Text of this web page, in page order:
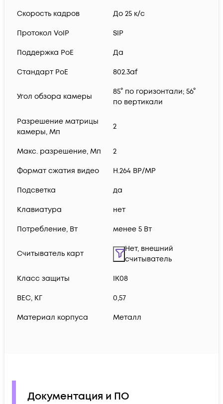
Скорость кадров До 25 к/с
Протокол VoIP SIP
Поддержка PoE Да
Cтандарт PoE 802.3af
Угол обзора камеры
85° по горизонтали; 56°
по вертикали
Разрешение матрицы
камеры, Мп
2
Макс. разрешение, Мп 2
Формат сжатия видео H.264 BP/MP
Подсветка да
Клавиатура нет
Потребление, Вт менее 5 Вт
Считыватель карт
Нет, внешний
считыватель
Класс защиты IK08
ВЕС, КГ 0,57
Материал корпуса Металл
Документация и ПО